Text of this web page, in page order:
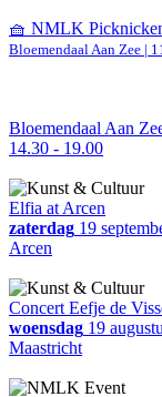
🧺 NMLK
Bloemendaal Aan Zee |
Bloemendaal Aan
14.30 - 19.00
Elfia at Arcen
zaterdag 19
Arcen
Concert Eefje de
woensdag 19
Maastricht